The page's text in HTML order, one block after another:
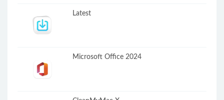
Latest
Microsoft Office 2024